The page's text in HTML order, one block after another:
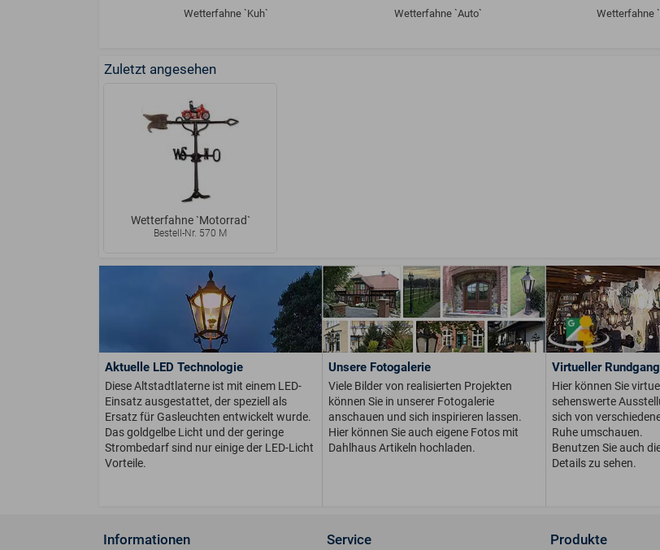
Wetterfahne `Kuh` Wetterfahne `Auto` Wetterfahne
Zuletzt angesehen
Wetterfahne `Motorrad`
Bestell-Nr. 570 M
Aktuelle LED Technologie
Diese Altstadtlaterne ist mit einem LED-
Einsatz ausgestattet, der speziell als
Ersatz für Gasleuchten entwickelt wurde.
Das goldgelbe Licht und der geringe
Strombedarf sind nur einige der LED-Licht
Vorteile.
Unsere Fotogalerie
Viele Bilder von realisierten Projekten
können Sie in unserer Fotogalerie
anschauen und sich inspirieren lassen.
Hier können Sie auch eigene Fotos mit
Dahlhaus Artikeln hochladen.
Virtueller Rundgang
Hier können Sie
sehenswerte
sich von
Ruhe umschauen.
Benutzen Sie auch
Details zu sehen.
Informationen Service Produkte